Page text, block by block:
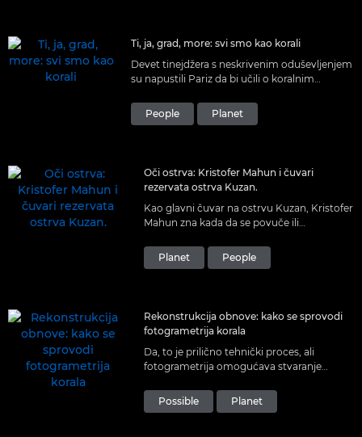
Ti, ja, grad, more: svi smo kao korali
Devet tinejdžera s neskrivenim oduševljenjem
su napustili Pariz da bi učili o koralnim
biologom Martinom Kolonjolijem (Martin
Colognoli).
People Planet
Oči ostrva: Kristofer Mahun i čuvari
rezervata ostrva Kuzan.
Kao glavni čuvar na ostrvu Kuzan, Kristofer
Mahun zna kada da se povuče ili
brižnom radu i u deljenju.
Planet People
Rekonstrukcija obnove: kako se sprovodi
fotogrametrija korala
Da, to je prilično tehnički proces, ali
fotogrametrija omogućava stvaranje
kontinuirano praćenje obnove korala.
Possible Planet